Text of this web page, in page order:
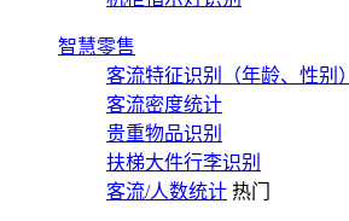
智慧零售
客流特征识别（年龄、性别）
客流密度统计
贵重物品识别
扶梯大件行李识别
客流/人数统计 热门